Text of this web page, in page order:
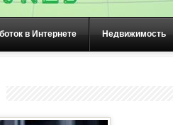
в Интернете Недвижимость